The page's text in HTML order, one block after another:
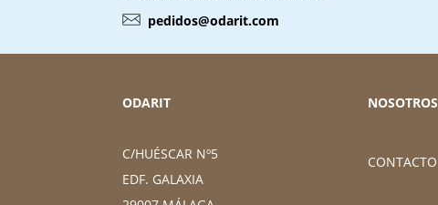
pedidos@odarit.com
ODARIT
C/HUÉSCAR Nº5
EDF. GALAXIA
NOSOTROS
CONTACTO